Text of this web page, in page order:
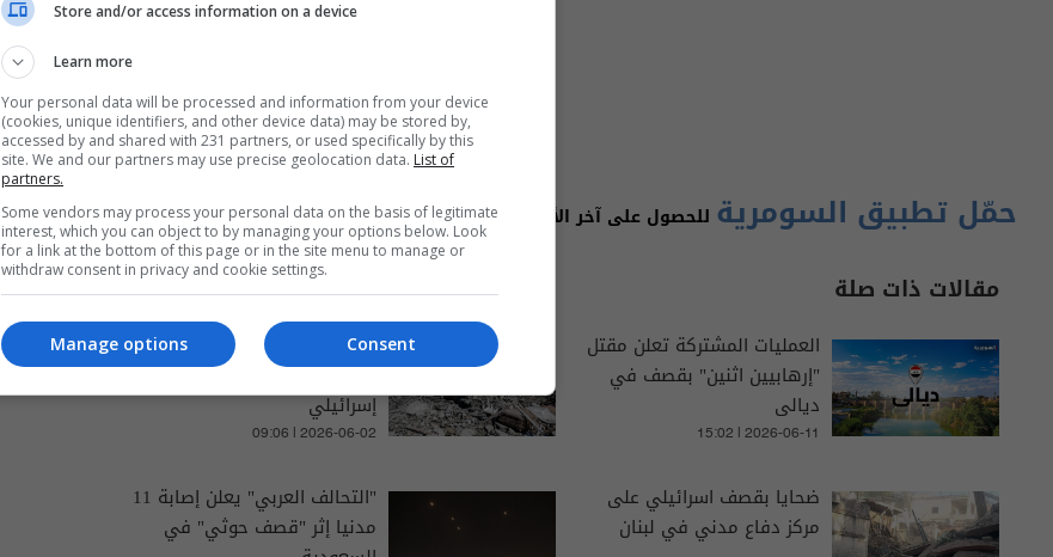
حمّل تطبيق السومرية للحصول على آخر الأخبار والتغطيات الخاصة
مقالات ذات صلة
العمليات المشتركة تعلن مقتل
"إرهابيين اثنين" بقصف في
ديالى
15:02 | 2026-06-11
الجامعة اللبنانية تؤجل امتحانات
بعد مقتل طالبين بقصف
إسرائيلي
09:06 | 2026-06-02
ضحايا بقصف اسرائيلي على
مركز دفاع مدني في لبنان
​"التحالف العربي" يعلن إصابة 11
مدنيا إثر "قصف حوثي" في
Store and/or access information on a device
Learn more
Your personal data will be processed and information from your device
(cookies, unique identifiers, and other device data) may be stored by,
accessed by and shared with 231 partners, or used specifically by this
site. We and our partners may use precise geolocation data. List of
partners.
Some vendors may process your personal data on the basis of legitimate
interest, which you can object to by managing your options below. Look
for a link at the bottom of this page or in the site menu to manage or
withdraw consent in privacy and cookie settings.
Consent
Manage options